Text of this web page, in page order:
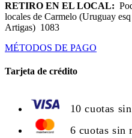
RETIRO EN EL LOCAL:
locales de Carmelo (Uruguay
Artigas) 1083
MÉTODOS DE PAGO
Tarjeta de crédito
10 cuotas
6 cuotas sin